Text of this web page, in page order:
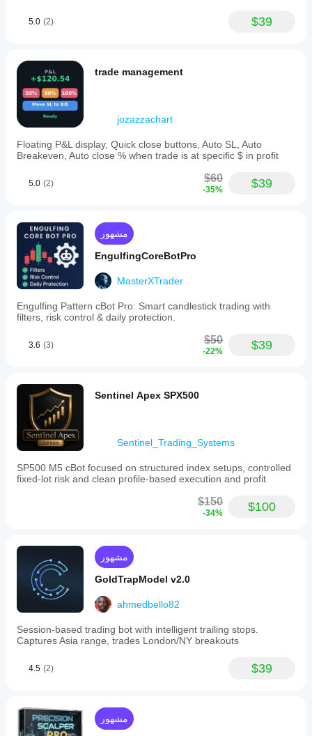
5.0 (2) $39
trade management
jozazzachart
Floating P&L display, Quick close buttons, Auto SL, Auto
Breakeven, Auto close % when trade is at specific $ in profit
5.0 (2) $60
-35% $39
مشهور
EngulfingCoreBotPro
MasterXTrader
Engulfing Pattern cBot Pro: Smart candlestick trading with
filters, risk control & daily protection.
3.6 (3) $50
-22% $39
Sentinel Apex SPX500
Sentinel_Trading_Systems
SP500 M5 cBot focused on structured index setups, controlled
fixed-lot risk and clean profile-based execution and profit
$150
-34% $100
مشهور
GoldTrapModel v2.0
ahmedbello82
Session-based trading bot with intelligent trailing stops.
Captures Asia range, trades London/NY breakouts
4.5 (2) $39
مشهور